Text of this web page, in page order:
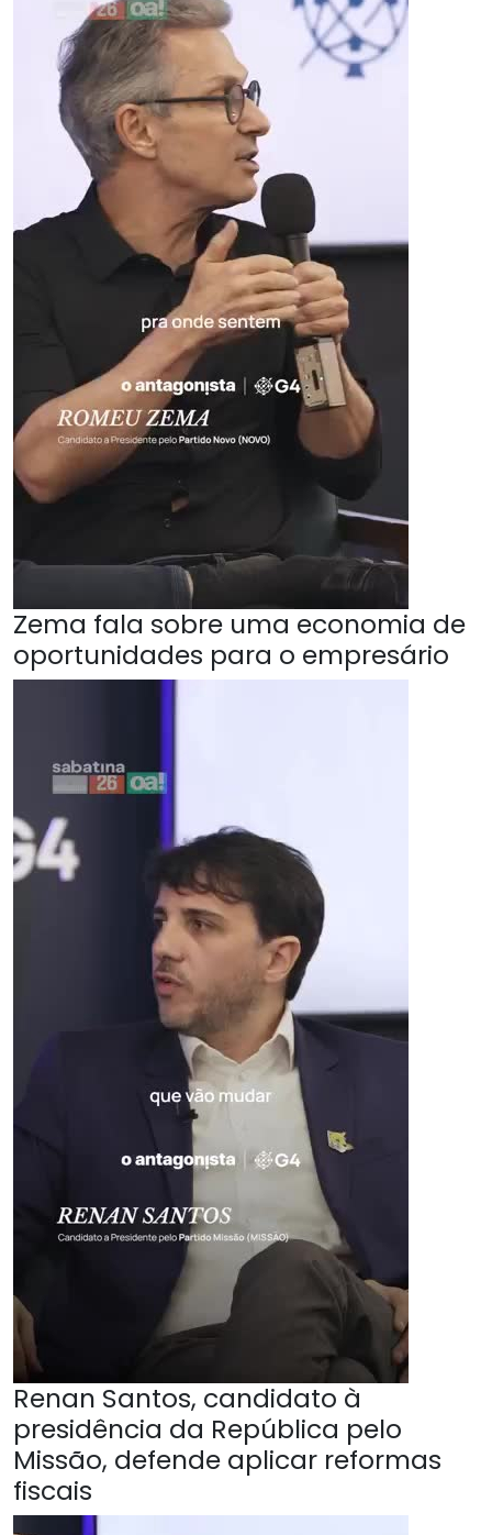
Zema fala sobre uma economia de
oportunidades para o empresário
Renan Santos, candidato à
presidência da República pelo
Missão, defende aplicar reformas
fiscais